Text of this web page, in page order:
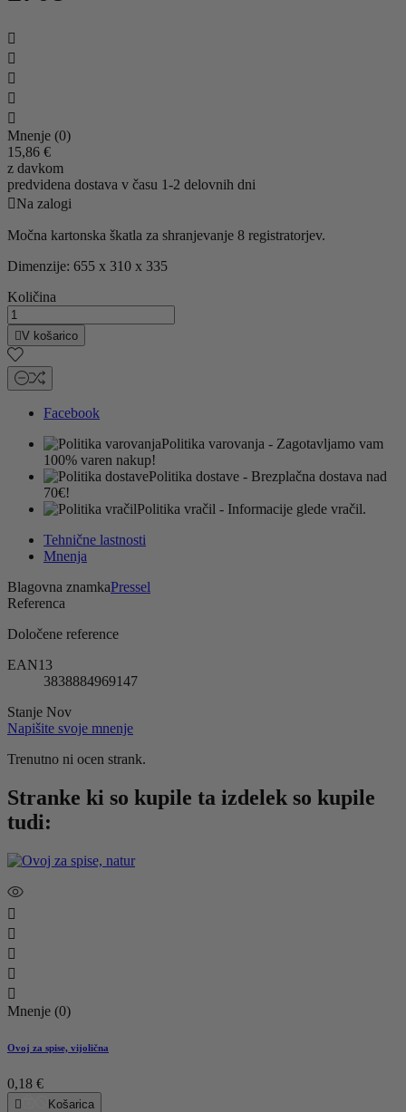





Mnenje (0)
15,86 €
z davkom
predvidena dostava v času 1-2 delovnih dni
Na zalogi
Močna kartonska škatla za shranjevanje 8 registratorjev.
Dimenzije: 655 x 310 x 335
Količina
V košarico
Facebook
Politika varovanja - Zagotavljamo vam
100% varen nakup!
Politika dostave - Brezplačna dostava nad
70€!
Politika vračil - Informacije glede vračil.
Tehnične lastnosti
Mnenja
Blagovna znamkaPressel
Referenca
Določene reference
EAN13
3838884969147
Stanje Nov
Napišite svoje mnenje
Trenutno ni ocen strank.
Stranke ki so kupile ta izdelek so kupile
tudi:





Mnenje (0)
Ovoj za spise, vijolična
0,18 €
 Košarica